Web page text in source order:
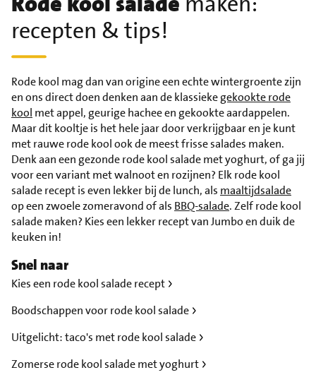
recepten & tips!
Rode kool mag dan van origine een echte wintergroente zijn
en ons direct doen denken aan de klassiekegekookte rode
kool met appel, geurige hachee en gekookte aardappelen.
Maar dit kooltje is het hele jaar door verkrijgbaar en je kunt
met rauwe rode kool ook de meest frisse salades maken.
Denk aan een gezonde rode kool salade met yoghurt, of ga jij
voor een variant met walnoot en rozijnen? Elk rode kool
salade recept is even lekker bij de lunch, als maaltijdsalade
op een zwoele zomeravond of als BBQ-salade. Zelf rode kool
salade maken? Kies een lekker recept van Jumbo en duik de
keuken in!
Snel naar
Kies een rode kool salade recept
Boodschappen voor rode kool salade
Uitgelicht: taco's met rode kool salade
Zomerse rode kool salade met yoghurt